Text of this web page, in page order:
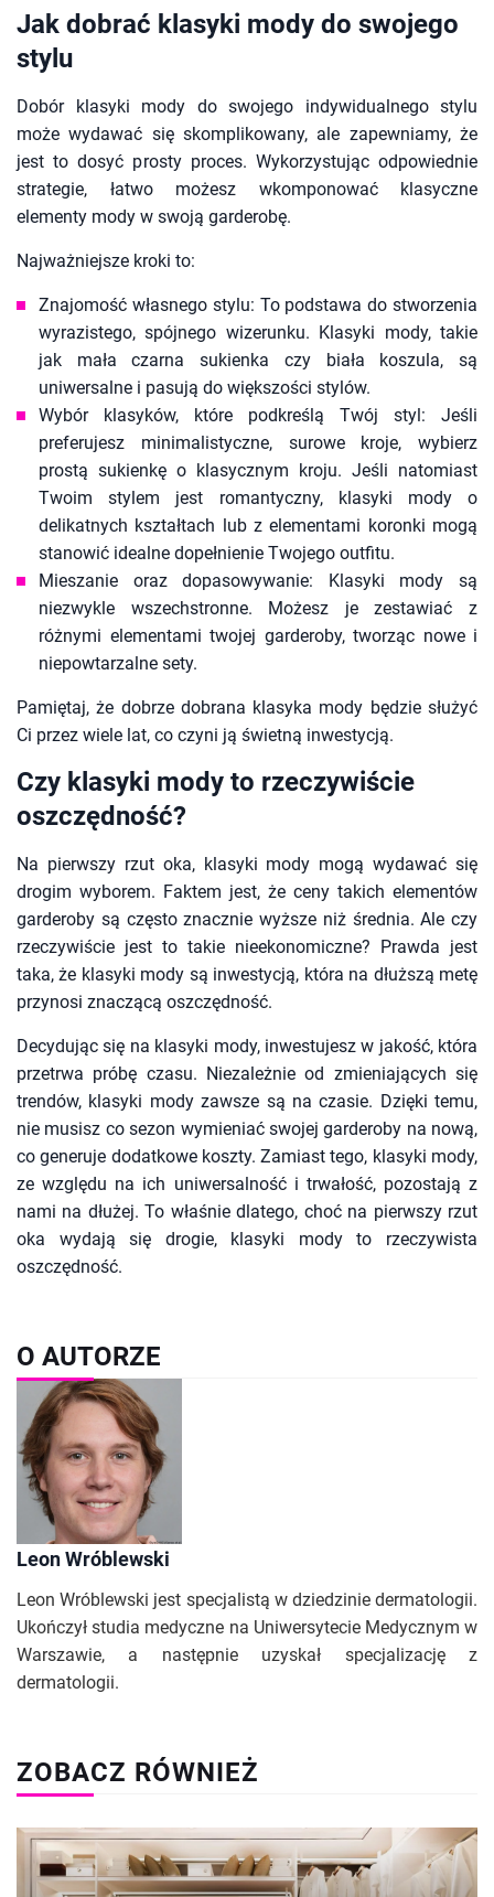
Jak dobrać klasyki mody do swojego
stylu
Dobór klasyki mody do swojego indywidualnego stylu
może wydawać się skomplikowany, ale zapewniamy, że
jest to dosyć prosty proces. Wykorzystując odpowiednie
strategie, łatwo możesz wkomponować klasyczne
elementy mody w swoją garderobę.
Najważniejsze kroki to:
Znajomość własnego stylu: To podstawa do stworzenia
wyrazistego, spójnego wizerunku. Klasyki mody, takie
jak mała czarna sukienka czy biała koszula, są
uniwersalne i pasują do większości stylów.
Wybór klasyków, które podkreślą Twój styl: Jeśli
preferujesz minimalistyczne, surowe kroje, wybierz
prostą sukienkę o klasycznym kroju. Jeśli natomiast
Twoim stylem jest romantyczny, klasyki mody o
delikatnych kształtach lub z elementami koronki mogą
stanowić idealne dopełnienie Twojego outfitu.
Mieszanie oraz dopasowywanie: Klasyki mody są
niezwykle wszechstronne. Możesz je zestawiać z
różnymi elementami twojej garderoby, tworząc nowe i
niepowtarzalne sety.
Pamiętaj, że dobrze dobrana klasyka mody będzie służyć
Ci przez wiele lat, co czyni ją świetną inwestycją.
Czy klasyki mody to rzeczywiście
oszczędność?
Na pierwszy rzut oka, klasyki mody mogą wydawać się
drogim wyborem. Faktem jest, że ceny takich elementów
garderoby są często znacznie wyższe niż średnia. Ale czy
rzeczywiście jest to takie nieekonomiczne? Prawda jest
taka, że klasyki mody są inwestycją, która na dłuższą metę
przynosi znaczącą oszczędność.
Decydując się na klasyki mody, inwestujesz w jakość, która
przetrwa próbę czasu. Niezależnie od zmieniających się
trendów, klasyki mody zawsze są na czasie. Dzięki temu,
nie musisz co sezon wymieniać swojej garderoby na nową,
co generuje dodatkowe koszty. Zamiast tego, klasyki mody,
ze względu na ich uniwersalność i trwałość, pozostają z
nami na dłużej. To właśnie dlatego, choć na pierwszy rzut
oka wydają się drogie, klasyki mody to rzeczywista
oszczędność.
O AUTORZE
Leon Wróblewski
Leon Wróblewski jest specjalistą w dziedzinie dermatologii.
Ukończył studia medyczne na Uniwersytecie Medycznym w
Warszawie, a następnie uzyskał specjalizację z
dermatologii.
ZOBACZ RÓWNIEŻ